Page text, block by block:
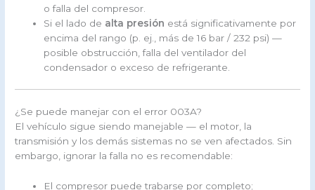
o falla del compresor.
Si el lado de alta presión está significativamente por
encima del rango (p. ej., más de 16 bar / 232 psi) —
posible obstrucción, falla del ventilador del
condensador o exceso de refrigerante.
¿Se puede manejar con el error 003A?
El vehículo sigue siendo manejable — el motor, la
transmisión y los demás sistemas no se ven afectados. Sin
embargo, ignorar la falla no es recomendable:
El compresor puede trabarse por completo;